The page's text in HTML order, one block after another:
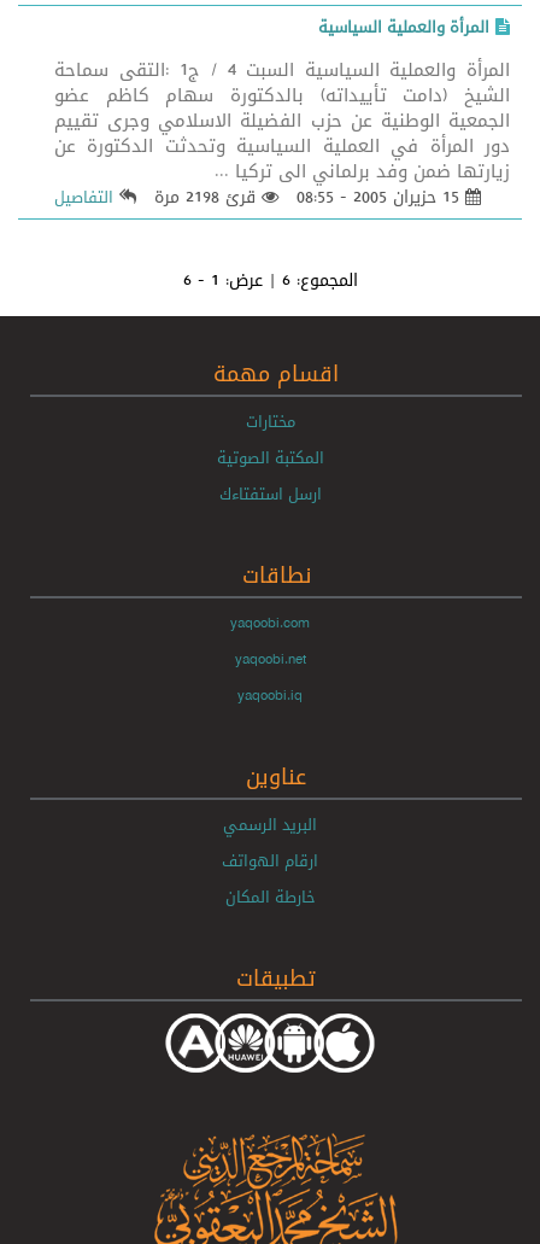
المرأة والعملية السياسية
المرأة والعملية السياسية السبت 4 / ج1 :التقى سماحة
الشيخ (دامت تأييداته) بالدكتورة سهام كاظم عضو
الجمعية الوطنية عن حزب الفضيلة الاسلامي وجرى تقييم
دور المرأة في العملية السياسية وتحدثت الدكتورة عن
زيارتها ضمن وفد برلماني الى تركيا ...
قرئ 2198 مرة التفاصيل
المجموع:6 | عرض: 1 - 6
اقسام مهمة
مختارات
المكتبة الصوتية
ارسل استفتاءك
نطاقات
yaqoobi.com
yaqoobi.net
yaqoobi.iq
عناوين
البريد الرسمي
ارقام الهواتف
خارطة المكان
تطبيقات